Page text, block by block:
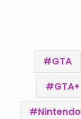
GTA
GTA+